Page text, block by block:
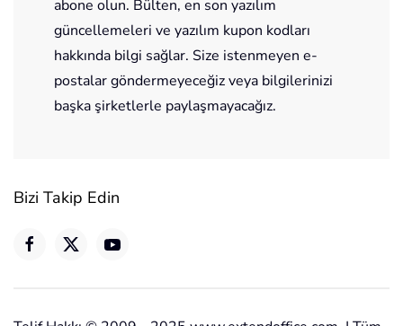
abone olun. Bülten, en son yazılım
güncellemeleri ve yazılım kupon kodları
hakkında bilgi sağlar. Size istenmeyen e-
postalar göndermeyeceğiz veya bilgilerinizi
başka şirketlerle paylaşmayacağız.
Bizi Takip Edin